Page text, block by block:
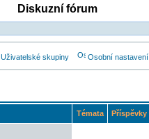
Diskuzní fórum
Uživatelské skupiny Osobní nastavení
Témata Příspěvky